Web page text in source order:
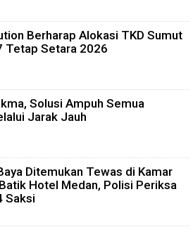
Berharap Alokasi TKD Sumut
Tetap Setara 2026
Solusi Ampuh Semua
Jarak Jauh
Ditemukan Tewas di Kamar
Hotel Medan, Polisi Periksa
Saksi